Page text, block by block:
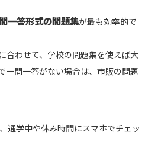
一答形式の問題集が最も効率的で
合わせて、学校の問題集を使えば大
一問一答がない場合は、市販の問題
通学中や休み時間にスマホでチェッ